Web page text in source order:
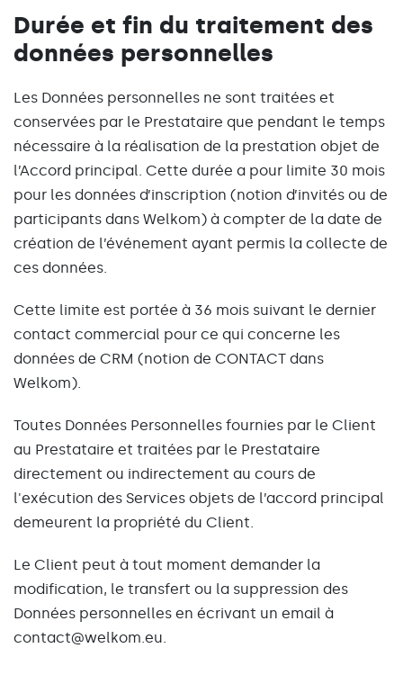
Durée et fin du traitement des
données personnelles
Les Données personnelles ne sont traitées et
conservées par le Prestataire que pendant le temps
nécessaire à la réalisation de la prestation objet de
l’Accord principal. Cette durée a pour limite 30 mois
pour les données d’inscription (notion d’invités ou de
participants dans Welkom) à compter de la date de
création de l’événement ayant permis la collecte de
ces données.
Cette limite est portée à 36 mois suivant le dernier
contact commercial pour ce qui concerne les
données de CRM (notion de CONTACT dans
Welkom).
Toutes Données Personnelles fournies par le Client
au Prestataire et traitées par le Prestataire
directement ou indirectement au cours de
l'exécution des Services objets de l’accord principal
demeurent la propriété du Client.
Le Client peut à tout moment demander la
modification, le transfert ou la suppression des
Données personnelles en écrivant un email à
contact@welkom.eu.